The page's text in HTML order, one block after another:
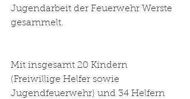
Jugendarbeit der Feuerwehr Werste
gesammelt.
Mit insgesamt 20 Kindern
(Freiwillige Helfer sowie
Jugendfeuerwehr) und 34 Helfern